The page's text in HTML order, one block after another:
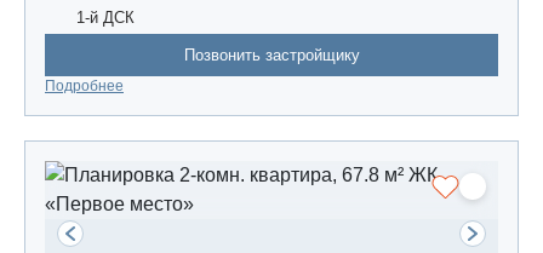
1-й ДСК
Позвонить застройщику
Подробнее